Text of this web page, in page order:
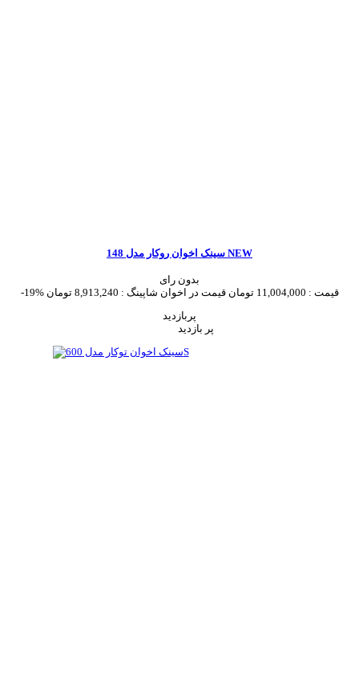
سینک اخوان روکار مدل 148 NEW
بدون رای
-19%
قیمت : 11,004,000 تومان قیمت در اخوان شاپینگ : 8,913,240 تومان
پربازدید
پر بازدید